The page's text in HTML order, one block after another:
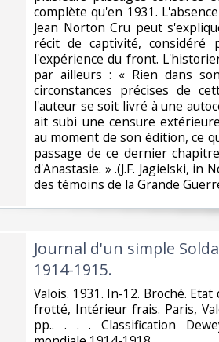
complète qu'en 1931.
Jean Norton Cru peut
récit de captivité, considéré
l'expérience du front.
par ailleurs : « Rien dans
circonstances précises de
l'auteur se soit livré à une
ait subi une censure
au moment de son édition, ce
passage de ce dernier
d'Anastasie. » .(J.F. Jagielski, in
des témoins de la Grande
‎Journal d'un simple
1914-1915.‎
‎Valois. 1931. In-12. Broché.
frotté, Intérieur frais. Paris,
pp.. . . . Classification